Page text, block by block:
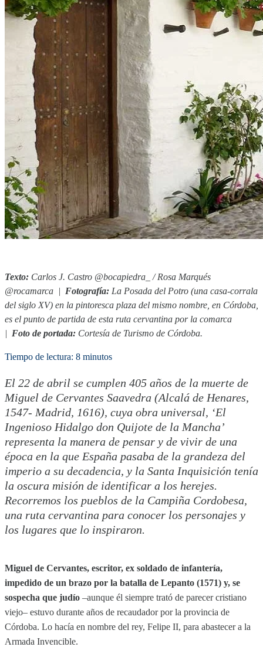
Texto: Carlos J. Castro @bocapiedra_ / Rosa Marqués
@rocamarca | Fotografía: La Posada del Potro (una casa-corrala
del siglo XV) en la pintoresca plaza del mismo nombre, en Córdoba,
es el punto de partida de esta ruta cervantina por la comarca
| Foto de portada: Cortesía de Turismo de Córdoba.
Tiempo de lectura: 8 minutos
El 22 de abril se cumplen 405 años de la muerte de
Miguel de Cervantes Saavedra (Alcalá de Henares,
1547- Madrid, 1616), cuya obra universal, ‘El
Ingenioso Hidalgo don Quijote de la Mancha’
representa la manera de pensar y de vivir de una
época en la que España pasaba de la grandeza del
imperio a su decadencia, y la Santa Inquisición tenía
la oscura misión de identificar a los herejes.
Recorremos los pueblos de la Campiña Cordobesa,
una ruta cervantina para conocer los personajes y
los lugares que lo inspiraron.
Miguel de Cervantes, escritor, ex soldado de infantería,
impedido de un brazo por la batalla de Lepanto (1571) y, se
sospecha que judío –aunque él siempre trató de parecer cristiano
viejo– estuvo durante años de recaudador por la provincia de
Córdoba. Lo hacía en nombre del rey, Felipe II, para abastecer a la
Armada Invencible.